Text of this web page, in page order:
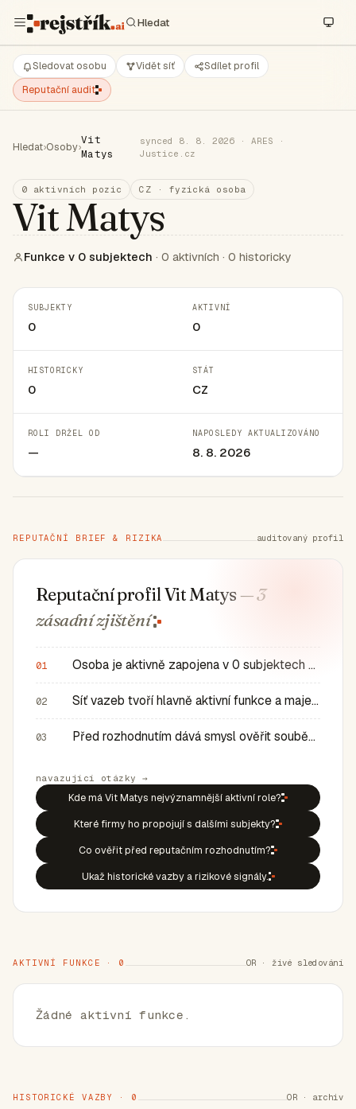
Sledovat osobu Vidět síť
Sdílet profil
Reputační audit
Hledat›Osoby›
Vit
Matys
synced 8. 8. 2026 · ARES ·
Justice.cz
0 aktivních pozic CZ · fyzická osoba
Vit Matys
Funkce v 0 subjektech · 0 aktivních · 0 historicky
SUBJEKTY
0
AKTIVNÍ
0
HISTORICKY
0
STÁT
CZ
ROLI DRŽEL OD
—
NAPOSLEDY AKTUALIZOVÁNO
8. 8. 2026
REPUTAČNÍ BRIEF & RIZIKA auditovaný profil
Reputační profil Vit Matys— 3
zásadnízjištění
01 Osoba je aktivně zapojena v 0 subjektech a má 0 historic…
02 Síť vazeb tvoří hlavně aktivní funkce a majetkové role v…
03 Před rozhodnutím dává smysl ověřit souběh rolí, historic…
navazující otázky →
Kde má Vit Matys nejvýznamnější aktivní role?
Které firmy ho propojují s dalšími subjekty?
Co ověřit před reputačním rozhodnutím?
Ukaž historické vazby a rizikové signály.
AKTIVNÍ FUNKCE · 0 OR · živé sledování
Žádné aktivní funkce.
HISTORICKÉ VAZBY · 0 OR · archiv